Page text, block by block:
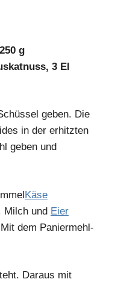
g
3 El
geben. Die
in der erhitzten
geben und
Käse
Milch und Eier
dem Paniermehl-
Daraus mit